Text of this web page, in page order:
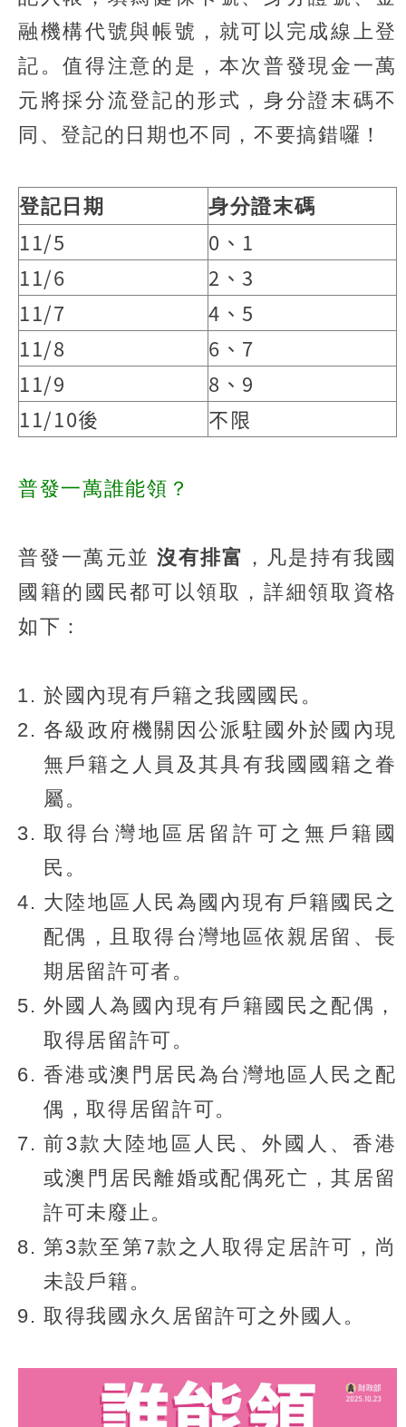
融機構代號與帳號，就可以完成線上登
記。值得注意的是，本次普發現金一萬
元將採分流登記的形式，身分證末碼不
同、登記的日期也不同，不要搞錯囉！
登記日期 身分證末碼
11/5
0、1
11/6
2、3
11/7
4、5
11/8
6、7
11/9
8、9
11/10後
不限
普發一萬誰能領？
普發一萬元並 沒有排富 ，凡是持有我國
國籍的國民都可以領取，詳細領取資格
如下：
於國內現有戶籍之我國國民。
各級政府機關因公派駐國外於國內現
無戶籍之人員及其具有我國國籍之眷
屬。
取得台灣地區居留許可之無戶籍國
民。
大陸地區人民為國內現有戶籍國民之
配偶，且取得台灣地區依親居留、長
期居留許可者。
外國人為國內現有戶籍國民之配偶，
取得居留許可。
香港或澳門居民為台灣地區人民之配
偶，取得居留許可。
前3款大陸地區人民、外國人、香港
或澳門居民離婚或配偶死亡，其居留
許可未廢止。
第3款至第7款之人取得定居許可，尚
未設戶籍。
取得我國永久居留許可之外國人。